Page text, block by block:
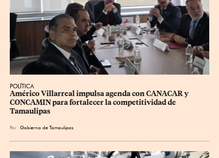
POLÍTICA
Américo Villarreal impulsa agenda con CANACAR y
CONCAMIN para fortalecer la competitividad de
Tamaulipas
Por Gobierno de Tamaulipas